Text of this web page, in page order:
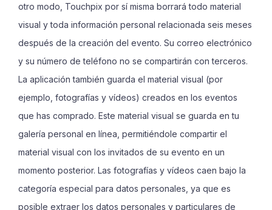
otro modo, Touchpix por sí misma borrará todo material
visual y toda información personal relacionada seis meses
después de la creación del evento. Su correo electrónico
y su número de teléfono no se compartirán con terceros.
La aplicación también guarda el material visual (por
ejemplo, fotografías y vídeos) creados en los eventos
que has comprado. Este material visual se guarda en tu
galería personal en línea, permitiéndole compartir el
material visual con los invitados de su evento en un
momento posterior. Las fotografías y vídeos caen bajo la
categoría especial para datos personales, ya que es
posible extraer los datos personales y particulares de